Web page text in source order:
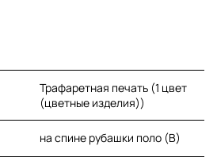
Трафаретная печать (1 цвет
(цветные изделия))
на спине рубашки поло (B)